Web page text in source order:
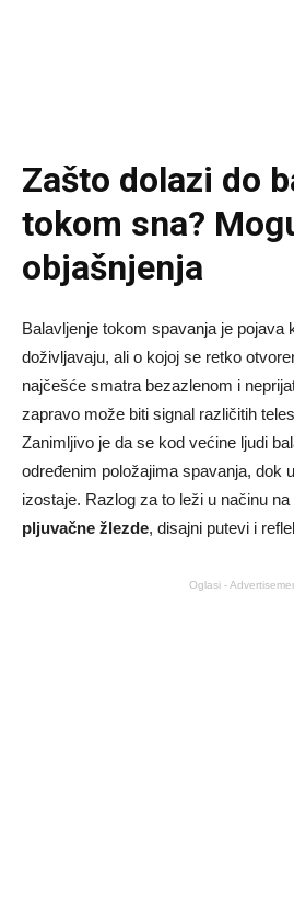
Zašto dolazi do
tokom sna?
objašnjenja
Balavljenje tokom spavanja je pojava
doživljavaju, ali o kojoj se retko
najčešće smatra bezazlenom i
zapravo može biti signal različitih
Zanimljivo je da se kod većine ljudi
određenim položajima spavanja, dok
izostaje. Razlog za to leži u načinu
pljuvačne žlezde, disajni putevi i
Oglasi -